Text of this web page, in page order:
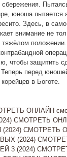
юноша пытается
Здесь, в
внимание не
чтобы защитить
перед
в Боготе.
ОНЛАЙН
СМОТРЕТЬ
СМОТРЕТЬ
(2024)
3 (2024)